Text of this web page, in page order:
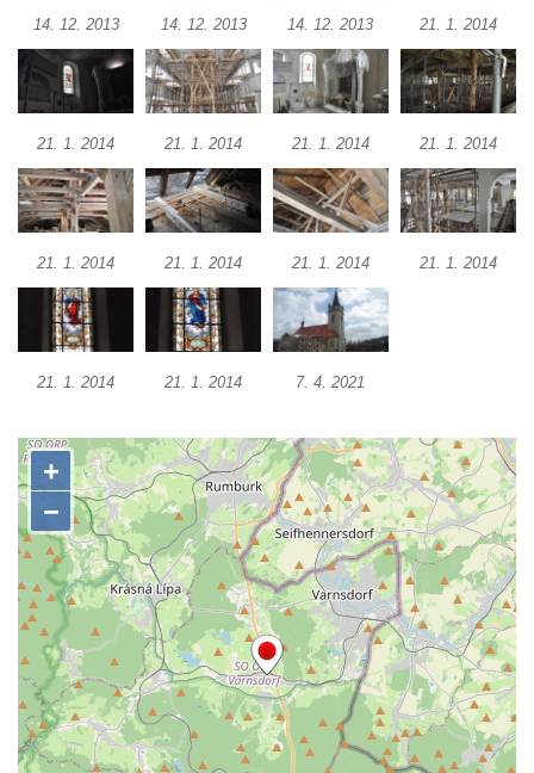
Skalní kaple svatého Antonína v Antonínově
údolí u Mařenic
Skalní kaple nad Hamerským potokem v
Antonínově údolí u Mařenic
Kostel svatých Petra a Pavla v Horním
Prysku
Skalní kaple v zahradě domu čp. 48 za
kostelem svatých Petra a Pavla v Horním
Prysku
Kostel svatého Jakuba Staršího v České
Kamenici
Cvikově
Kaple na návsi v Brozánkách
Kaple Nejsvětější Trojice v centru Hořína
Hrobka Lobkowiczů na hřbitově v Hoříně
Výklenková kaple v jižní části Hořína
Výklenková kaple na domě Vodárenská čp.
271/1 v Mělníku
Kaple svatého Antonína v Nové Vsi-
Teplicích
14. 12. 2013 14. 12. 2013 14. 12. 2013 21. 1. 2014
21. 1. 2014 21. 1. 2014 21. 1. 2014 21. 1. 2014
21. 1. 2014 21. 1. 2014 21. 1. 2014 21. 1. 2014
21. 1. 2014 21. 1. 2014 7. 4. 2021